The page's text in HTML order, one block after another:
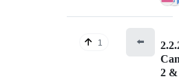
1 ⬅️
2 &